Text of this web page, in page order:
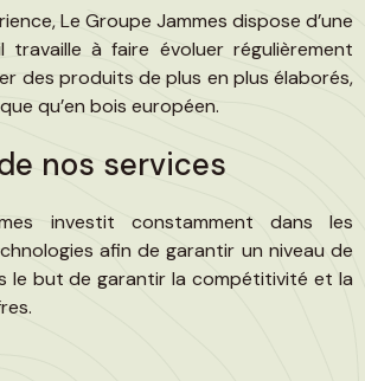
Le Groupe Jammes dispose d’une
travaille à faire évoluer régulièrement
des produits de plus en plus élaborés,
qu’en bois européen.
nos services
investit constamment dans les
afin de garantir un niveau de
le but de garantir la compétitivité et la